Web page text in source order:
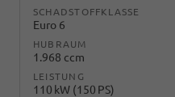
SCHADSTOFFKLASSE
Euro 6
HUBRAUM
1.968 ccm
LEISTUNG
110 kW (150 PS)